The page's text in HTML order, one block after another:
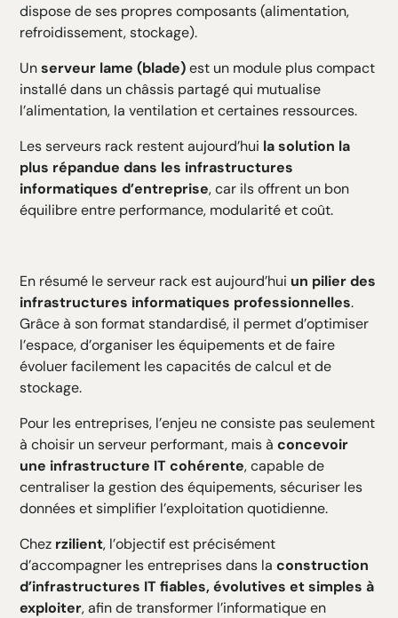
dispose de ses propres composants (alimentation,
refroidissement, stockage).
Unserveur lame (blade)est un module plus compact
installé dans un châssis partagé qui mutualise
l’alimentation, la ventilation et certaines ressources.
Les serveurs rack restent aujourd’hui la solution la
plus répandue dans les infrastructures
informatiques d’entreprise, car ils offrent un bon
équilibre entre performance, modularité et coût.
En résumé le serveur rack est aujourd’hui un pilier des
infrastructures informatiques professionnelles.
Grâce à son format standardisé, il permet d’optimiser
l’espace, d’organiser les équipements et de faire
évoluer facilement les capacités de calcul et de
stockage.
Pour les entreprises, l’enjeu ne consiste pas seulement
à choisir un serveur performant, mais àconcevoir
une infrastructure IT cohérente, capable de
centraliser la gestion des équipements, sécuriser les
données et simplifier l’exploitation quotidienne.
Chez rzilient, l’objectif est précisément
d’accompagner les entreprises dans laconstruction
d’infrastructures IT fiables, évolutives et simples à
exploiter, afin de transformer l’informatique en